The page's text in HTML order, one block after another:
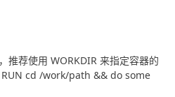
推荐使用 WORKDIR 来指定容器的
RUN cd /work/path && do some